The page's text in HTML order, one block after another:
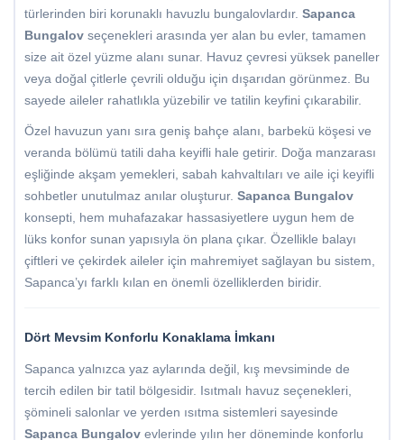
türlerinden biri korunaklı havuzlu bungalovlardır. Sapanca
Bungalov seçenekleri arasında yer alan bu evler, tamamen
size ait özel yüzme alanı sunar. Havuz çevresi yüksek paneller
veya doğal çitlerle çevrili olduğu için dışarıdan görünmez. Bu
sayede aileler rahatlıkla yüzebilir ve tatilin keyfini çıkarabilir.
Özel havuzun yanı sıra geniş bahçe alanı, barbekü köşesi ve
veranda bölümü tatili daha keyifli hale getirir. Doğa manzarası
eşliğinde akşam yemekleri, sabah kahvaltıları ve aile içi keyifli
sohbetler unutulmaz anılar oluşturur. Sapanca Bungalov
konsepti, hem muhafazakar hassasiyetlere uygun hem de
lüks konfor sunan yapısıyla ön plana çıkar. Özellikle balayı
çiftleri ve çekirdek aileler için mahremiyet sağlayan bu sistem,
Sapanca’yı farklı kılan en önemli özelliklerden biridir.
Dört Mevsim Konforlu Konaklama İmkanı
Sapanca yalnızca yaz aylarında değil, kış mevsiminde de
tercih edilen bir tatil bölgesidir. Isıtmalı havuz seçenekleri,
şömineli salonlar ve yerden ısıtma sistemleri sayesinde
Sapanca Bungalov evlerinde yılın her döneminde konforlu